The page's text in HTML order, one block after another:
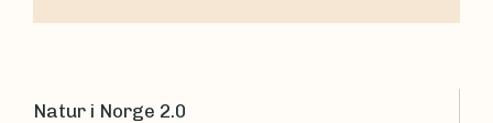
Natur i Norge 2.0